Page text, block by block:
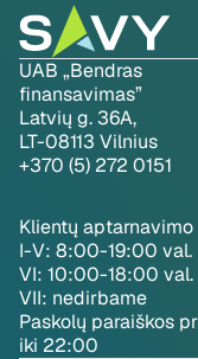
UAB „Bendras
finansavimas”
Latvių g. 36A,
LT-08113 Vilnius
+370 (5) 272 0151
Klientų
I-V: 8:00-19:00 val.
VI: 10:00-18:00 val.
VII: nedirbame
Paskolų paraiškos
iki 22:00